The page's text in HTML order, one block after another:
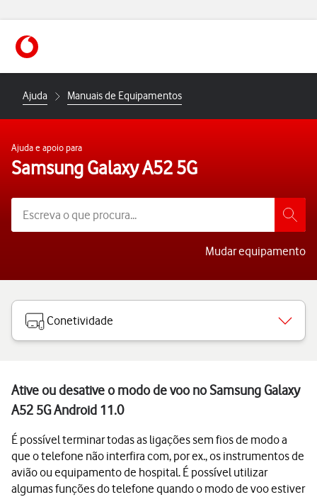
https://www.vodafone.pt
Ajuda Manuais de Equipamentos
Ajuda e apoio para
Samsung Galaxy A52 5G
Mudar equipamento
Conetividade
Ative ou desative o modo de voo no Samsung Galaxy
A52 5G Android 11.0
É possível terminar todas as ligações sem fios de modo a
que o telefone não interfira com, por ex., os instrumentos de
avião ou equipamento de hospital. É possível utilizar
algumas funções do telefone quando o modo de voo estiver